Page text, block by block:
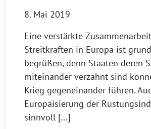
8. Mai 2019
Eine verstärkte
Streitkräften in Europa ist
begrüßen, denn Staaten deren
miteinander verzahnt sind
Krieg gegeneinander führen.
Europäisierung der
sinnvoll […]